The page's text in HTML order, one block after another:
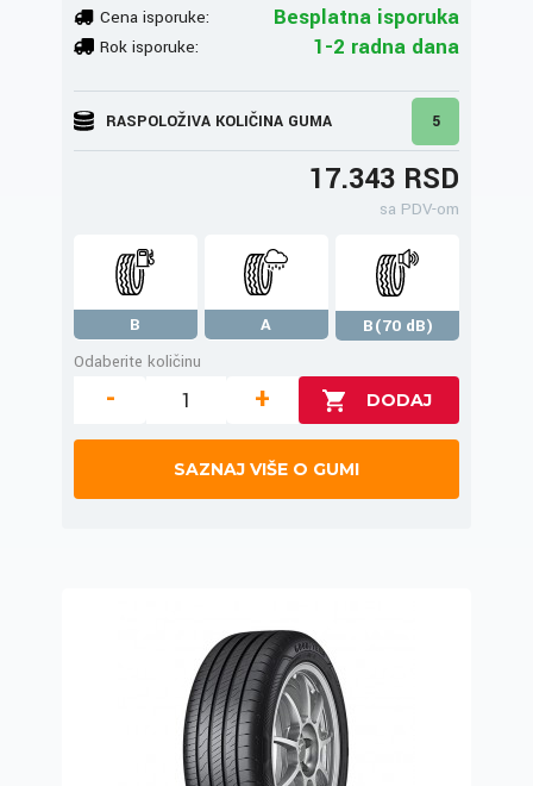
Cena isporuke: Besplatna isporuka
Rok isporuke: 1-2 radna dana
RASPOLOŽIVA KOLIČINA GUMA 5
17.343 RSD
sa PDV-om
B A
B(70 dB)
Odaberite količinu
- +
SAZNAJ VIŠE O GUMI